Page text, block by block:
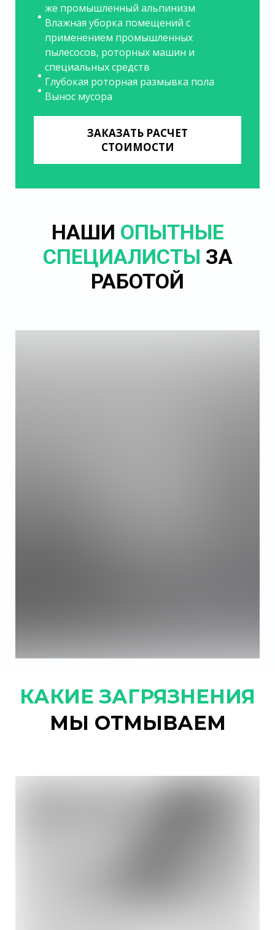
же промышленный альпинизм
Влажная уборка помещений с
применением промышленных
пылесосов, роторных машин и
специальных средств
Глубокая роторная размывка пола
Вынос мусора
ЗАКАЗАТЬ РАСЧЕТ
СТОИМОСТИ
НАШИ ОПЫТНЫЕ
СПЕЦИАЛИСТЫ ЗА
РАБОТОЙ
КАКИЕ ЗАГРЯЗНЕНИЯ
МЫ ОТМЫВАЕМ